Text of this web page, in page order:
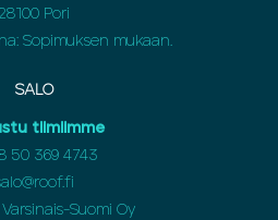
Pori
Sopimuksen mukaan.
SALO
tiimiimme
50 369 4743
Suomi Oy